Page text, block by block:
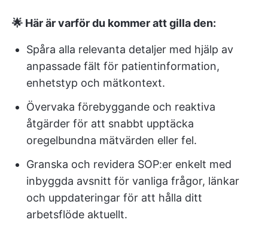
🌟 Här är varför du kommer att gilla den:
Spåra alla relevanta detaljer med hjälp av
anpassade fält för patientinformation,
enhetstyp och mätkontext.
Övervaka förebyggande och reaktiva
åtgärder för att snabbt upptäcka
oregelbundna mätvärden eller fel.
Granska och revidera SOP:er enkelt med
inbyggda avsnitt för vanliga frågor, länkar
och uppdateringar för att hålla ditt
arbetsflöde aktuellt.